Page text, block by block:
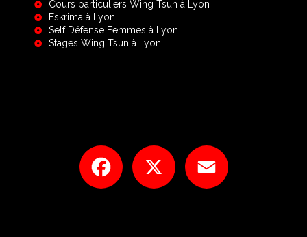
Cours particuliers Wing Tsun à Lyon
Eskrima à Lyon
Self Défense Femmes à Lyon
Stages Wing Tsun à Lyon
Facebook